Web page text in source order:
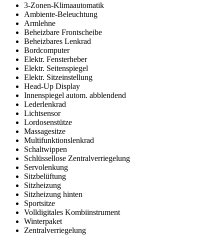
3-Zonen-Klimaautomatik
Ambiente-Beleuchtung
Armlehne
Beheizbare Frontscheibe
Beheizbares Lenkrad
Bordcomputer
Elektr. Fensterheber
Elektr. Seitenspiegel
Elektr. Sitzeinstellung
Head-Up Display
Innenspiegel autom. abblendend
Lederlenkrad
Lichtsensor
Lordosenstütze
Massagesitze
Multifunktionslenkrad
Schaltwippen
Schlüssellose Zentralverriegelung
Servolenkung
Sitzbelüftung
Sitzheizung
Sitzheizung hinten
Sportsitze
Volldigitales Kombiinstrument
Winterpaket
Zentralverriegelung